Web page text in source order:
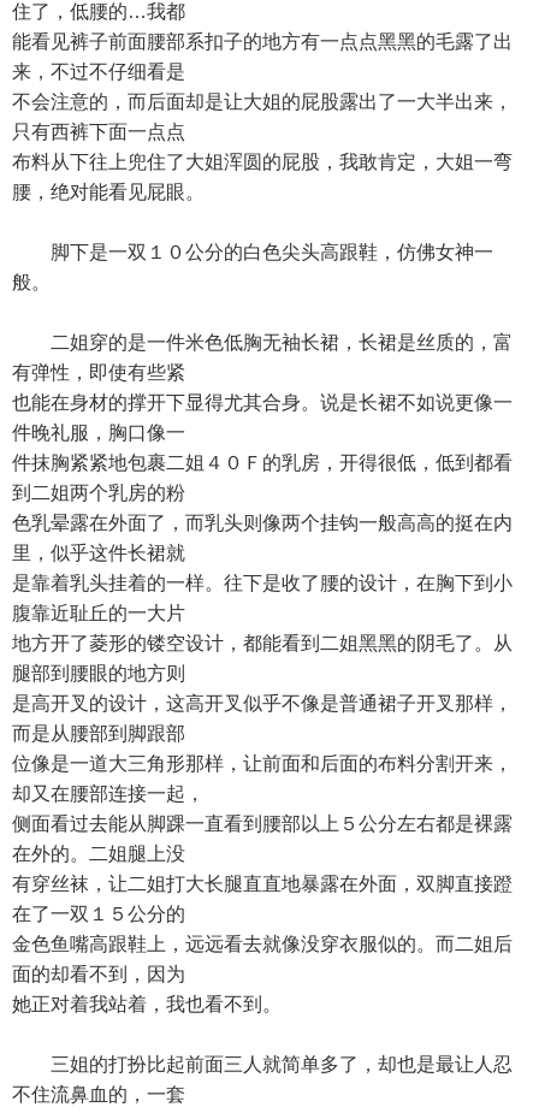
住了，低腰的…我都
能看见裤子前面腰部系扣子的地方有一点点黑黑的毛露了出
来，不过不仔细看是
不会注意的，而后面却是让大姐的屁股露出了一大半出来，
只有西裤下面一点点
布料从下往上兜住了大姐浑圆的屁股，我敢肯定，大姐一弯
腰，绝对能看见屁眼。
脚下是一双１０公分的白色尖头高跟鞋，仿佛女神一
般。
二姐穿的是一件米色低胸无袖长裙，长裙是丝质的，富
有弹性，即使有些紧
也能在身材的撑开下显得尤其合身。说是长裙不如说更像一
件晚礼服，胸口像一
件抹胸紧紧地包裹二姐４０Ｆ的乳房，开得很低，低到都看
到二姐两个乳房的粉
色乳晕露在外面了，而乳头则像两个挂钩一般高高的挺在内
里，似乎这件长裙就
是靠着乳头挂着的一样。往下是收了腰的设计，在胸下到小
腹靠近耻丘的一大片
地方开了菱形的镂空设计，都能看到二姐黑黑的阴毛了。从
腿部到腰眼的地方则
是高开叉的设计，这高开叉似乎不像是普通裙子开叉那样，
而是从腰部到脚跟部
位像是一道大三角形那样，让前面和后面的布料分割开来，
却又在腰部连接一起，
侧面看过去能从脚踝一直看到腰部以上５公分左右都是裸露
在外的。二姐腿上没
有穿丝袜，让二姐打大长腿直直地暴露在外面，双脚直接蹬
在了一双１５公分的
金色鱼嘴高跟鞋上，远远看去就像没穿衣服似的。而二姐后
面的却看不到，因为
她正对着我站着，我也看不到。
三姐的打扮比起前面三人就简单多了，却也是最让人忍
不住流鼻血的，一套